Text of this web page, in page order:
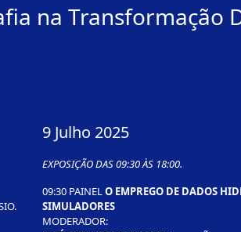
na Transformação
9 Julho 2025
EXPOSIÇÃO DAS 09:30 ÀS 18:00.
09:30 PAINELO EMPREGO DE DADOS
SIMULADORES
MODERADOR: